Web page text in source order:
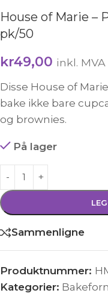
House of Marie –
pk/50
kr49,00 inkl. MVA
Disse House of
bake ikke bare
og brownies.
På lager
Sammenligne
Produktnummer:
Kategorier: